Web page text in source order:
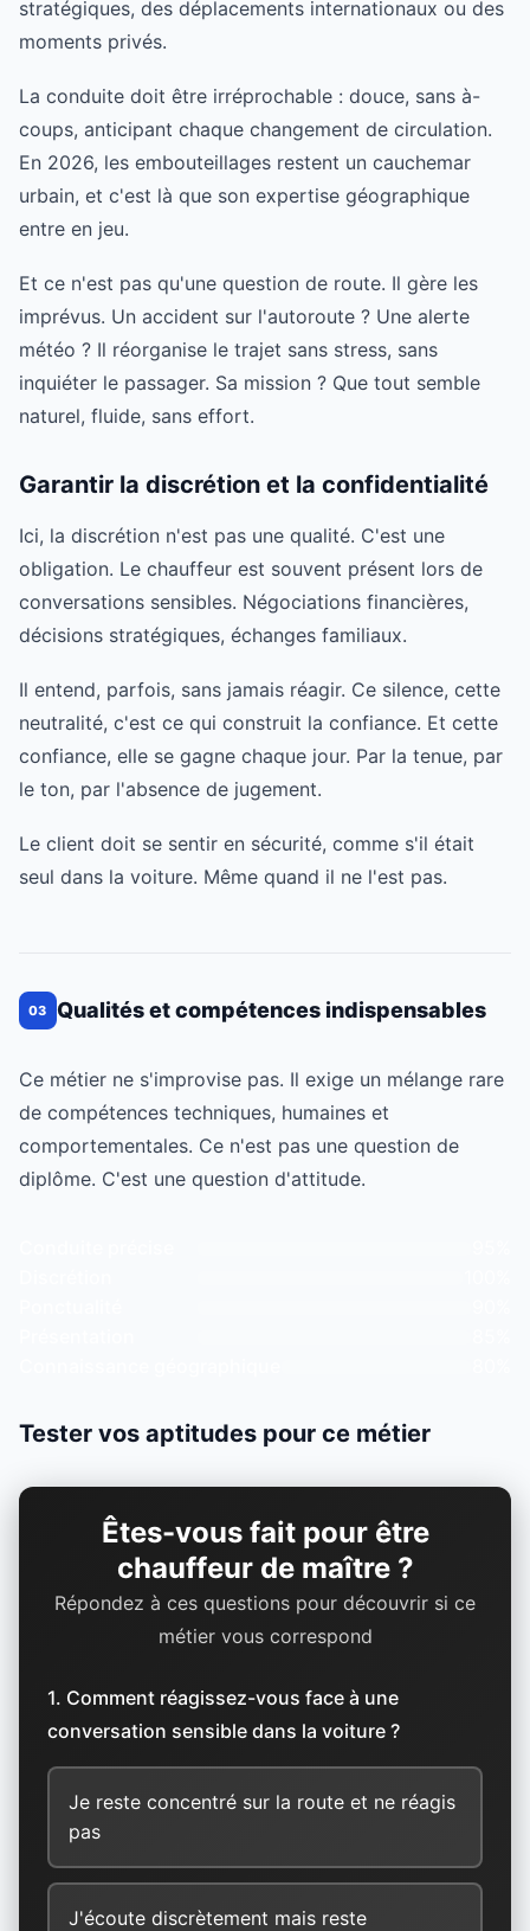
stratégiques, des déplacements internationaux ou des
moments privés.
La conduite doit être irréprochable : douce, sans à-
coups, anticipant chaque changement de circulation.
En 2026, les embouteillages restent un cauchemar
urbain, et c'est là que son expertise géographique
entre en jeu.
Et ce n'est pas qu'une question de route. Il gère les
imprévus. Un accident sur l'autoroute ? Une alerte
météo ? Il réorganise le trajet sans stress, sans
inquiéter le passager. Sa mission ? Que tout semble
naturel, fluide, sans effort.
Garantir la discrétion et la confidentialité
Ici, la discrétion n'est pas une qualité. C'est une
obligation. Le chauffeur est souvent présent lors de
conversations sensibles. Négociations financières,
décisions stratégiques, échanges familiaux.
Il entend, parfois, sans jamais réagir. Ce silence, cette
neutralité, c'est ce qui construit la confiance. Et cette
confiance, elle se gagne chaque jour. Par la tenue, par
le ton, par l'absence de jugement.
Le client doit se sentir en sécurité, comme s'il était
seul dans la voiture. Même quand il ne l'est pas.
03 Qualités et compétences indispensables
Ce métier ne s'improvise pas. Il exige un mélange rare
de compétences techniques, humaines et
comportementales. Ce n'est pas une question de
diplôme. C'est une question d'attitude.
Tester vos aptitudes pour ce métier
Êtes-vous fait pour être
chauffeur de maître ?
Répondez à ces questions pour découvrir si ce
métier vous correspond
1. Comment réagissez-vous face à une
conversation sensible dans la voiture ?
Je reste concentré sur la route et ne réagis
pas
J'écoute discrètement mais reste